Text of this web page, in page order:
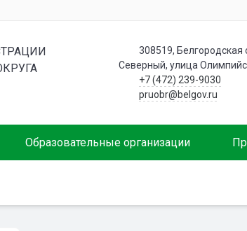
308519, Белгородская
Северный, улица
+7 (472) 239-9030
pruobr@belgov.ru
Образовательные организации